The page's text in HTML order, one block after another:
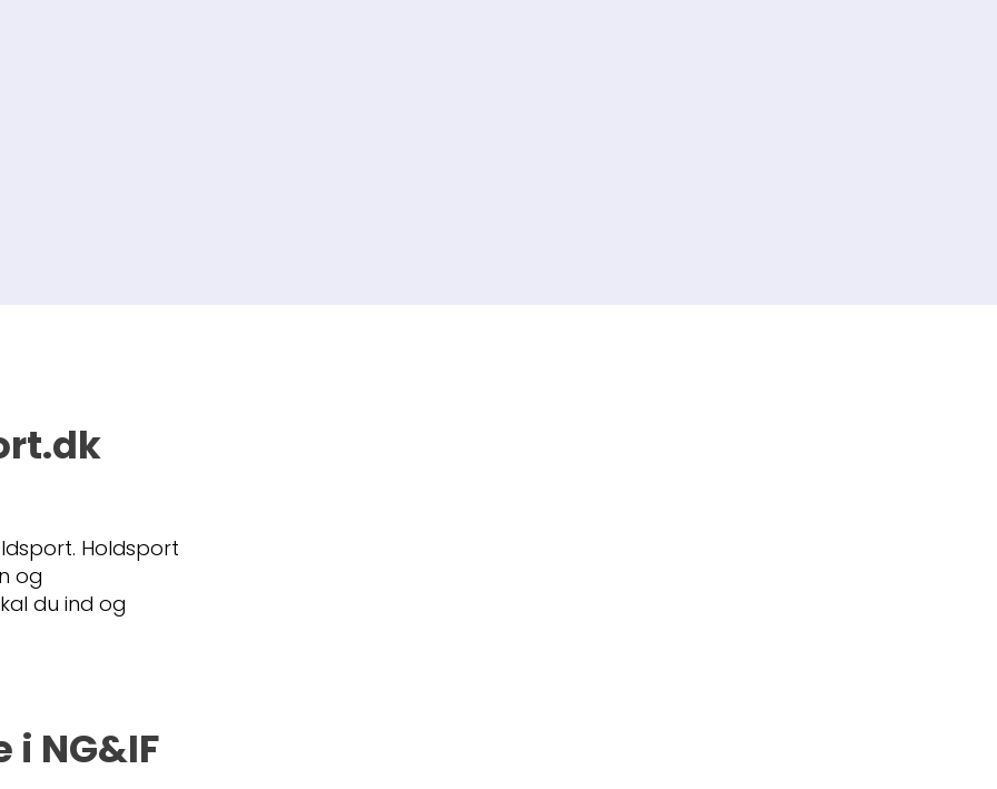
Holdsport
og
du ind og
NG&IF